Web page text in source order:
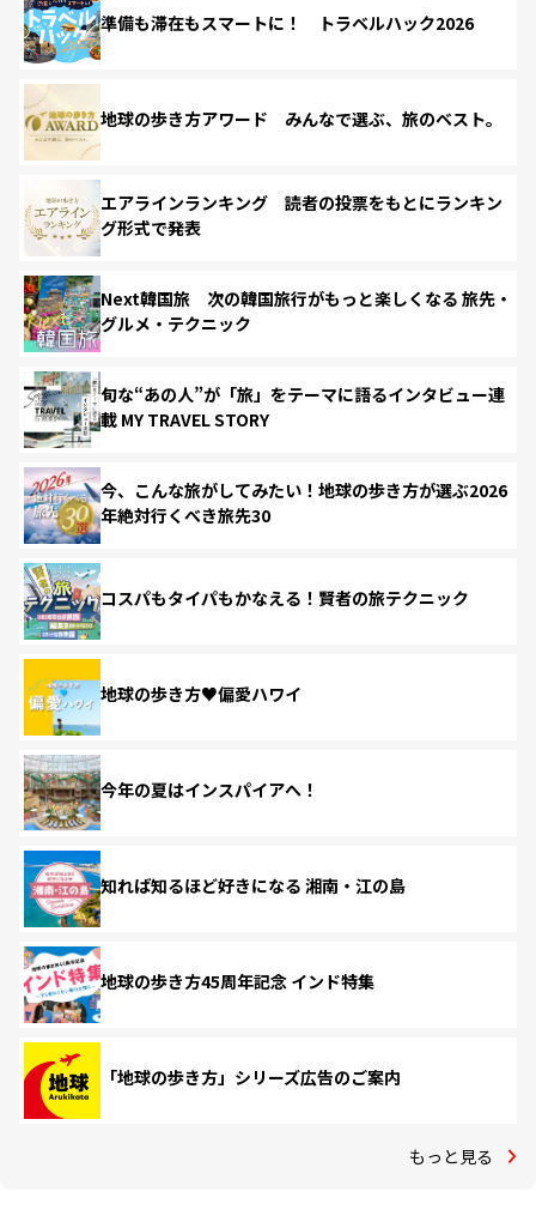
準備も滞在もスマートに！ トラベルハック2026
地球の歩き方アワード みんなで選ぶ、旅のベスト。
エアラインランキング 読者の投票をもとにランキン
グ形式で発表
Next韓国旅 次の韓国旅行がもっと楽しくなる 旅先・
グルメ・テクニック
旬な“あの人”が「旅」をテーマに語るインタビュー連
載 MY TRAVEL STORY
今、こんな旅がしてみたい！地球の歩き方が選ぶ2026
年絶対行くべき旅先30
コスパもタイパもかなえる！賢者の旅テクニック
地球の歩き方♥偏愛ハワイ
今年の夏はインスパイアへ！
知れば知るほど好きになる 湘南・江の島
地球の歩き方45周年記念 インド特集
「地球の歩き方」シリーズ広告のご案内
もっと見る